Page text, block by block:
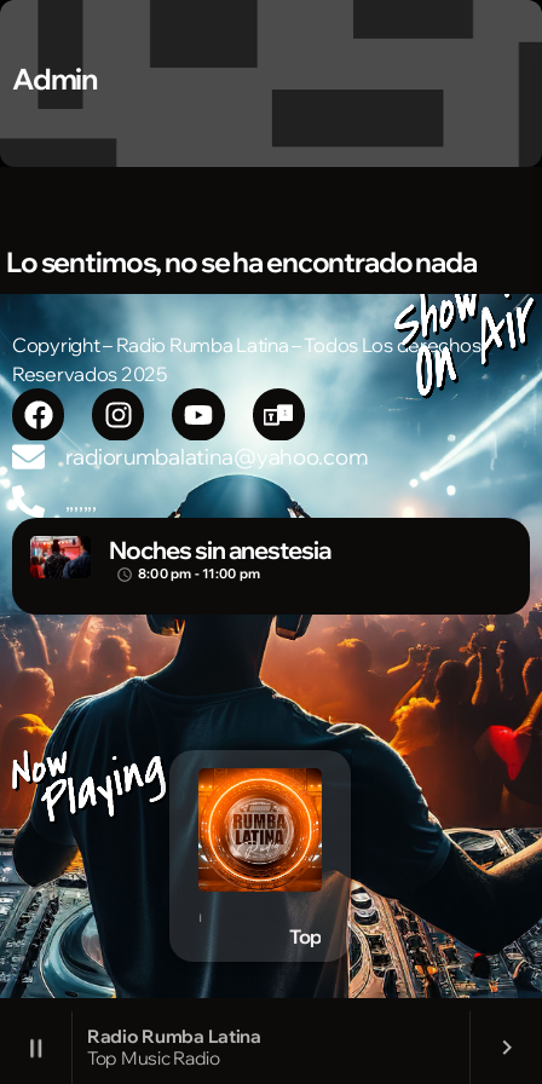
pause
Radio Rumba Latina
Top Music Radio
keyboard_arrow_right
Admin
Lo sentimos, no se ha encontrado nada
Noches sin anestesia
access_time 8:00 pm - 11:00 pm
radiorumbalatina@yahoo.com
,,,,,,,
Copyright – Radio Rumba Latina – Todos Los derechos
Reservados 2025
Radio Rumba Latina
Top Music Radio